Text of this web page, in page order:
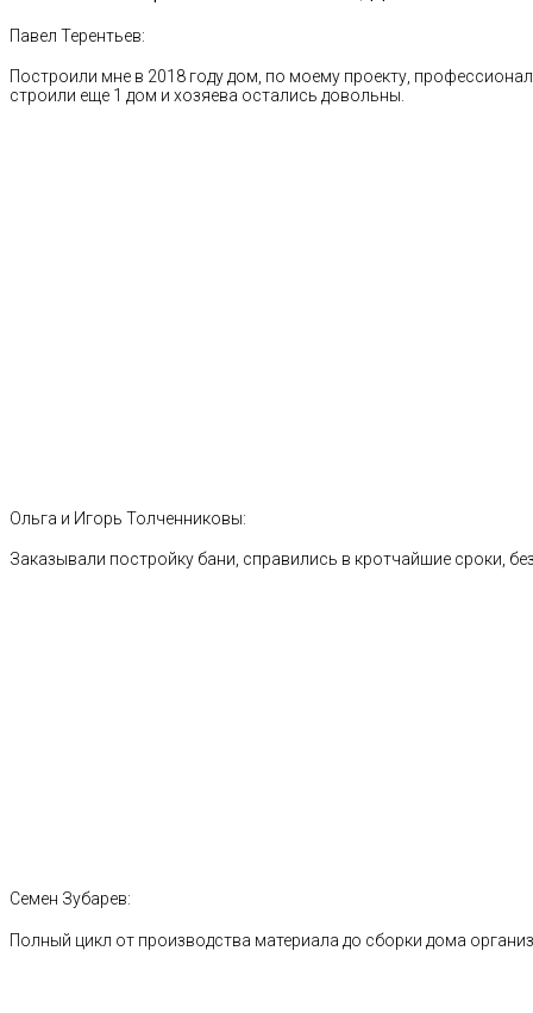
Павел Терентьев:
Построили мне в 2018 году дом, по моему проекту,
строили еще 1 дом и хозяева остались довольны.
Ольга и Игорь Толченниковы:
Заказывали постройку бани, справились в кротчайшие сроки,
Семен Зубарев:
Полный цикл от производства материала до сборки дома